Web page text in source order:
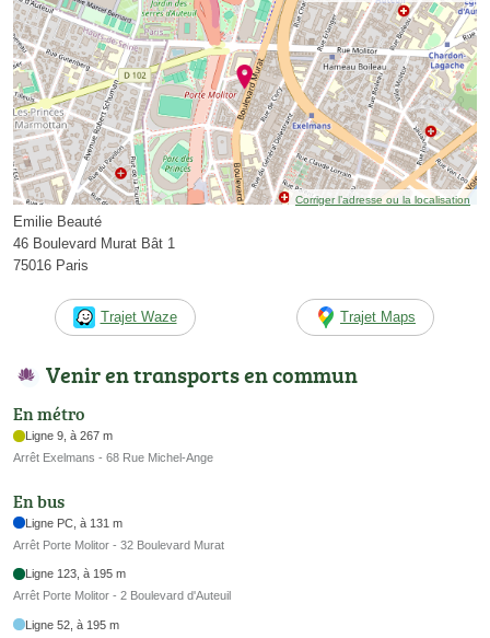
Corriger l’adresse ou la localisation
Emilie Beauté
46 Boulevard Murat Bât 1
75016 Paris
Trajet Waze Trajet Maps
Venir en transports en commun
En métro
Ligne 9, à 267 m
Arrêt Exelmans - 68 Rue Michel-Ange
En bus
Ligne PC, à 131 m
Arrêt Porte Molitor - 32 Boulevard Murat
Ligne 123, à 195 m
Arrêt Porte Molitor - 2 Boulevard d'Auteuil
Ligne 52, à 195 m